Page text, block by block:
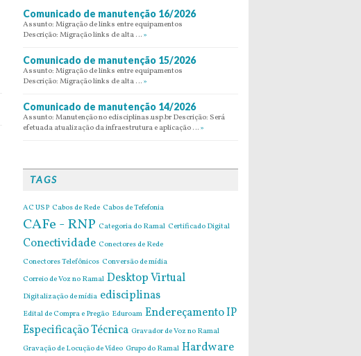
Comunicado de manutenção 16/2026
Assunto: Migração de links entre equipamentos
Descrição: Migração links de alta … »
Comunicado de manutenção 15/2026
Assunto: Migração de links entre equipamentos
Descrição: Migração links de alta … »
Comunicado de manutenção 14/2026
Assunto: Manutenção no edisciplinas.usp.br Descrição: Será
efetuada atualização da infraestrutura e aplicação … »
TAGS
AC USP Cabos de Rede Cabos de Tefefonia
CAFe - RNP Categoria do Ramal Certificado Digital
Conectividade Conectores de Rede
Conectores Telefônicos Conversão de mídia
Correio de Voz no Ramal Desktop Virtual
Digitalização de mídia edisciplinas
Edital de Compra e Pregão Eduroam Endereçamento IP
Especificação Técnica Gravador de Voz no Ramal
Gravação de Locução de Vídeo Grupo do Ramal Hardware